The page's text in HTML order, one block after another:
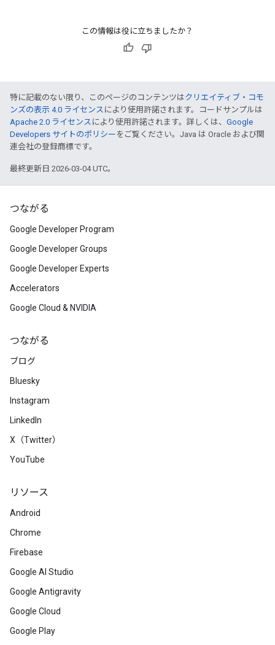
この情報は役に立ちましたか？
特に記載のない限り、このページのコンテンツはクリエイティブ・コモ
ンズの表示 4.0 ライセンス により使用許諾されます。コードサンプルは
Apache 2.0 ライセンス により使用許諾されます。詳しくは、 Google
Developers サイトのポリシー をご覧ください。Java は Oracle および関
連会社の登録商標です。
最終更新日 2026-03-04 UTC。
つながる
Google Developer Program
Google Developer Groups
Google Developer Experts
Accelerators
Google Cloud & NVIDIA
つながる
ブログ
Bluesky
Instagram
LinkedIn
X（Twitter）
YouTube
リソース
Android
Chrome
Firebase
Google AI Studio
Google Antigravity
Google Cloud
Google Play